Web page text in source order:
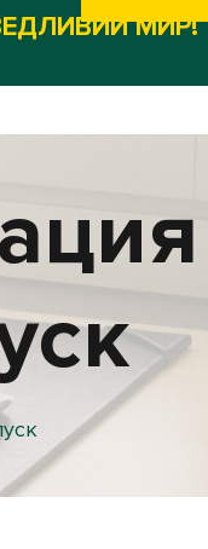
МИР!